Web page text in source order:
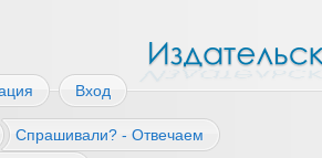
Вход
Спрашивали? - Отвечаем